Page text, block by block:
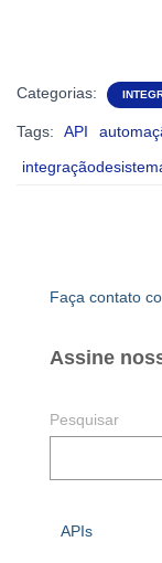
Categorias:
Tags: API
Faça contato
Assine
Pesquisar
APIs